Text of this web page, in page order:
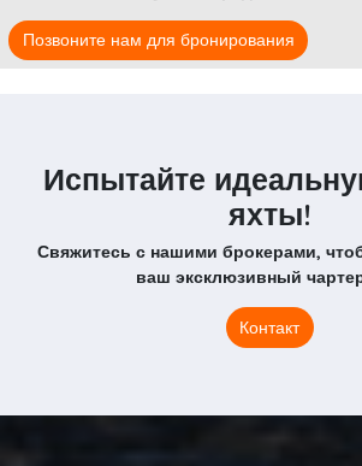
Позвоните нам для бронирования
Испытайте
яхты!
Свяжитесь с нашими брокерами,
ваш эксклюзивный
Контакт